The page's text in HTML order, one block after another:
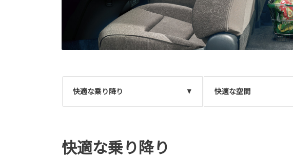
快適な乗り降り 快適な空間
快適な乗り降り